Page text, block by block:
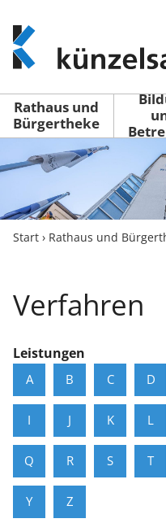
www.kuenzelsau.de
(zur
Startseite)
Rathaus und
Bürgertheke
Start › Rathaus und
Verfahren
Leistungen
A B C D
I J K L
Q R S T
Y Z